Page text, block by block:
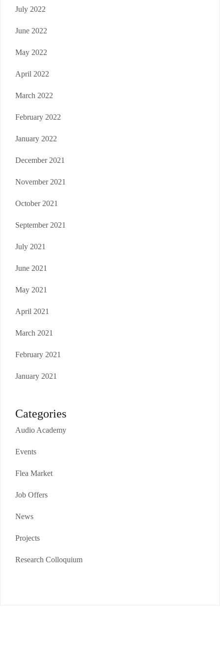
July 2022
June 2022
May 2022
April 2022
March 2022
February 2022
January 2022
December 2021
November 2021
October 2021
September 2021
July 2021
June 2021
May 2021
April 2021
March 2021
February 2021
January 2021
Categories
Audio Academy
Events
Flea Market
Job Offers
News
Projects
Research Colloquium